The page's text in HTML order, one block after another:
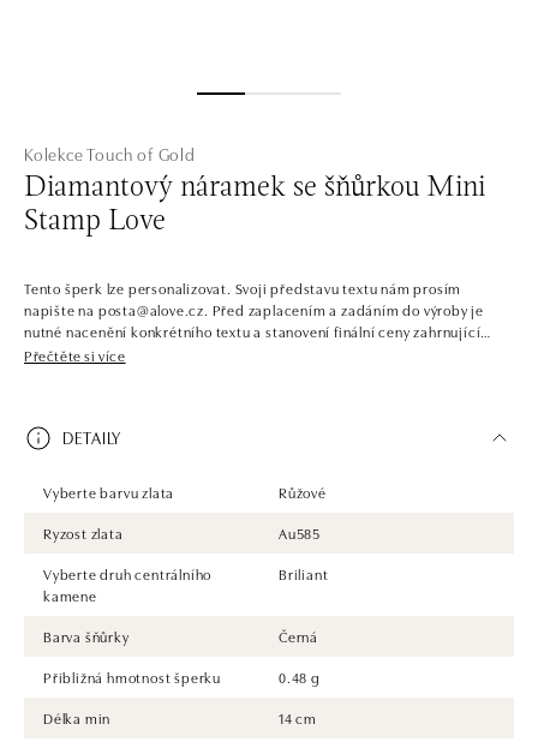
Kolekce Touch of Gold
Diamantový náramek se šňůrkou Mini
Stamp Love
Tento šperk lze personalizovat. Svoji představu textu nám prosím
napište na posta@alove.cz. Před zaplacením a zadáním do výroby je
nutné nacenění konkrétního textu a stanovení finální ceny zahrnující
položku personalizace.Exkluzivní minimalistický šperk pro každou ženu
Přečtěte si více
DETAILY
Vyberte barvu zlata
Růžové
Ryzost zlata
Au585
Vyberte druh centrálního
kamene
Briliant
Barva šňůrky
Černá
Přibližná hmotnost šperku
0.48 g
Délka min
14 cm